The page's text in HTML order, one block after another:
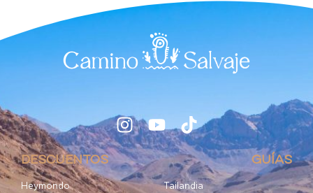
DESCUENTOS
Heymondo
GUÍAS
Tailandia